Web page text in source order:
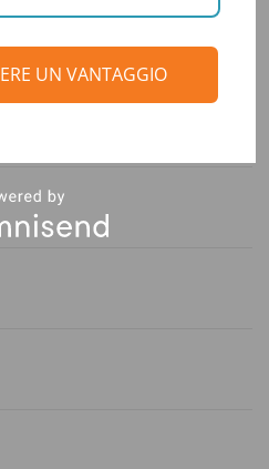
UN VANTAGGIO